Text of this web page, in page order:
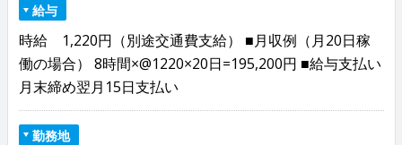
給与
時給 1,220円（別途交通費支給） ■月収例（月20日稼
働の場合） 8時間×@1220×20日=195,200円 ■給与支払い
月末締め翌月15日支払い
勤務地